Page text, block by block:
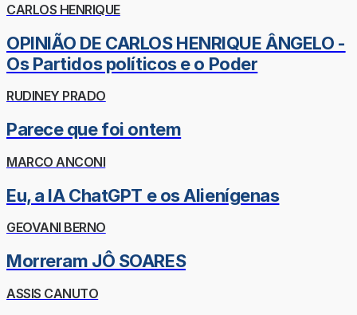
CARLOS HENRIQUE
OPINIÃO DE CARLOS HENRIQUE ÂNGELO -
Os Partidos políticos e o Poder
RUDINEY PRADO
Parece que foi ontem
MARCO ANCONI
Eu, a IA ChatGPT e os Alienígenas
GEOVANI BERNO
Morreram JÔ SOARES
ASSIS CANUTO